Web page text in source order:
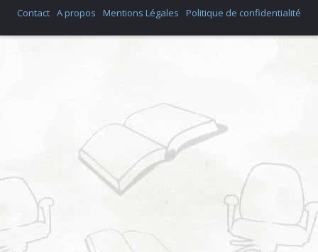
Contact A propos Mentions Légales Politique de confidentialité